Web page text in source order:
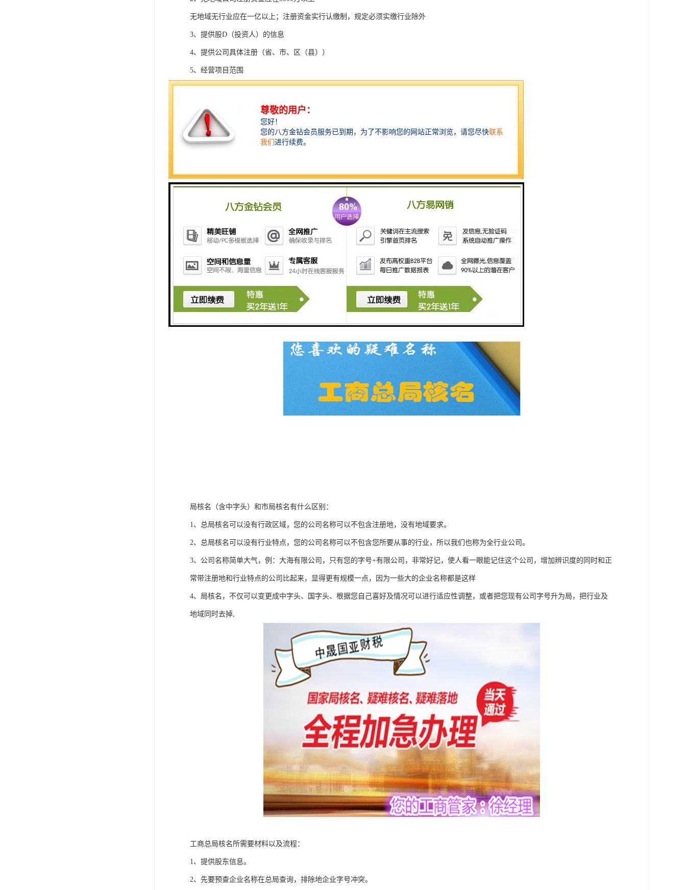
无地域无行业应在一亿以上；注册资金实行认缴制，规定必须实缴行业除外
3、提供股D（投资人）的信息
4、提供公司具体注册（省、市、区（县））
5、经营项目范围
大致的经营项目（需注意：教育类、投资类等其他类公司有些不能落地注册公司）
局核名（含中字头）和市局核名有什么区别：
1、总局核名可以没有行政区域，您的公司名称可以不包含注册地，没有地域要求。
2、总局核名可以没有行业特点，您的公司名称可以不包含您所要从事的行业，所以我们也称为全行业公司。
3、公司名称简单大气，例：大海有限公司，只有您的字号+有限公司，非常好记，使人看一眼能记住这个公司，增加辨识度的同时和正
常带注册地和行业特点的公司比起来，显得更有规模一点，因为一些大的企业名称都是这样
4、局核名，不仅可以变更成中字头、国字头、根据您自己喜好及情况可以进行适应性调整，或者把您现有公司字号升为局，把行业及
地域同时去掉,
工商总局核名所需要材料以及流程：
1、提供股东信息。
2、先要预查企业名称在总局查询，排除地企业字号冲突。